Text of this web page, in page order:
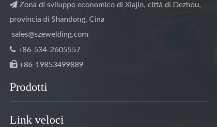
 Zona di sviluppo economico di Xiajin, città di Dezhou,
provincia di Shandong, Cina
sales@szewelding.com
 +86-534-2605557
 +86-19853499889
Prodotti
Link veloci